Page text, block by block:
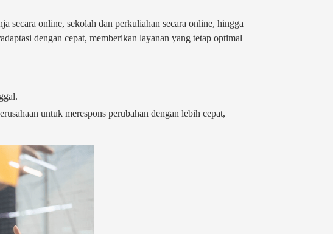
secara online, sekolah dan perkuliahan secara online, hingga
dengan cepat, memberikan layanan yang tetap optimal
untuk merespons perubahan dengan lebih cepat,